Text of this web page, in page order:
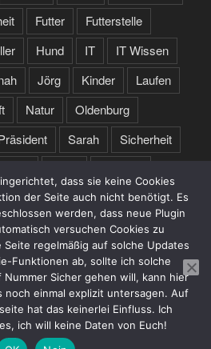
Futter
Futterstelle
Hund IT
IT Wissen
Jörg Kinder
Laufen
Natur
Oldenburg
Sarah
Sicherheit
Trump Türkei
USA
Stolz präsentiert von WordPress
dass sie keine Cookies
der Seite auch nicht benötigt. Es
werden, dass neue Plugin
versuchen Cookies zu
regelmäßig auf solche Updates
Funktionen ab, sollte ich solche
Sicher gehen will, kann hier
noch einmal explizit untersagen. Auf
hat das keinerlei Einfluss. Ich
ich will keine Daten von Euch!